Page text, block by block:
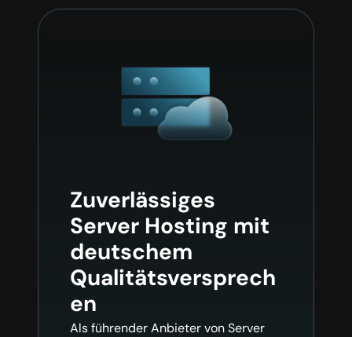
Zuverlässiges
Server Hosting mit
deutschem
Qualitätsversprech
en
Als führender Anbieter von Server